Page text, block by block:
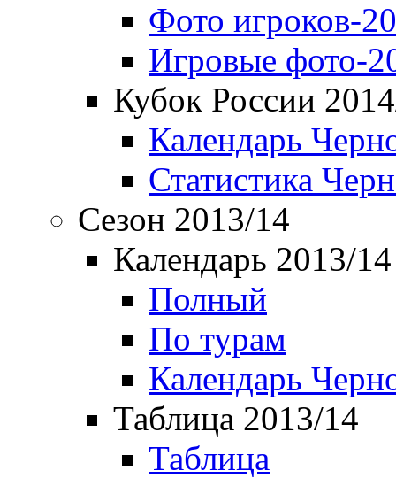
Фото игроков-
Игровые фото-
Кубок России
Календарь
Статистика
Сезон 2013/14
Календарь 2013/14
Полный
По турам
Календарь
Таблица 2013/14
Таблица